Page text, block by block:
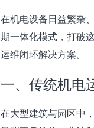
在机电设备日益繁杂
期一体化模式，打破这
运维闭环解决方案。
一、传统机电
在大型建筑与园区中